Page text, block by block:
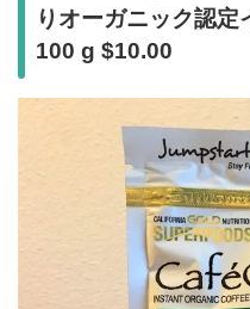
りオーガニック認定
100 g $10.00